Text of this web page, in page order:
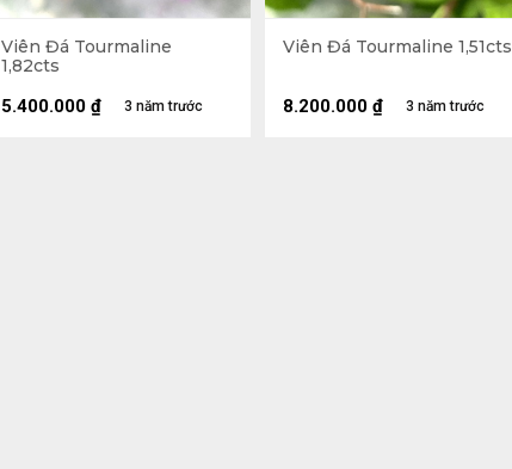
Viên Đá Tourmaline
1,82cts
3 năm trước
5.400.000 ₫
Viên Đá Tourmaline 1,51cts
3 năm trước
8.200.000 ₫